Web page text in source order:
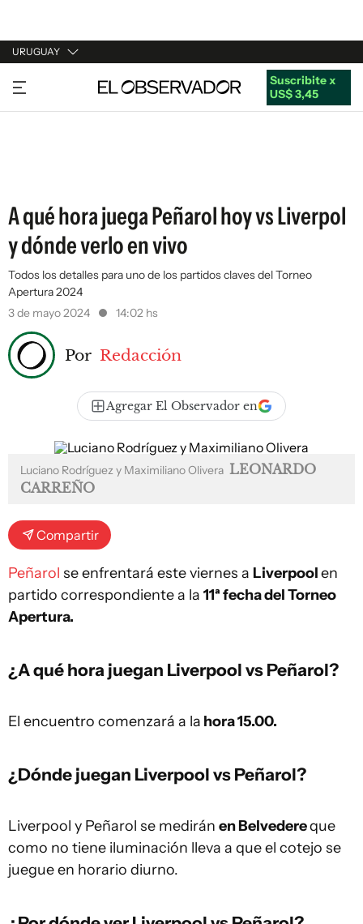
URUGUAY
URUGUAY
ARGENTINA
Suscribite x
US$ 3,45
A qué hora juega Peñarol hoy vs Liverpol
y dónde verlo en vivo
Todos los detalles para uno de los partidos claves del Torneo
Apertura 2024
3 de mayo 2024
14:02 hs
Por Redacción
Agregar El Observador en
Luciano Rodríguez y Maximiliano Olivera LEONARDO
CARREÑO
Compartir
Peñarol se enfrentará este viernes a Liverpoolen
partido correspondiente a la 11ª fecha del Torneo
Apertura.
¿A qué hora juegan Liverpool vs Peñarol?
El encuentro comenzará a la hora 15.00.
¿Dónde juegan Liverpool vs Peñarol?
Liverpool y Peñarol se medirán en Belvedereque
como no tiene iluminación lleva a que el cotejo se
juegue en horario diurno.